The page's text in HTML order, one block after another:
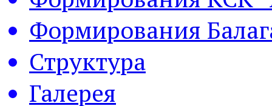
Формирования
Структура
Галерея